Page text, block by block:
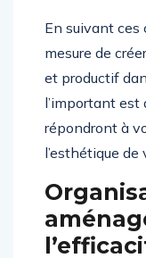
En suivant ces
mesure de
et productif
l’important est
répondront à
l’esthétique